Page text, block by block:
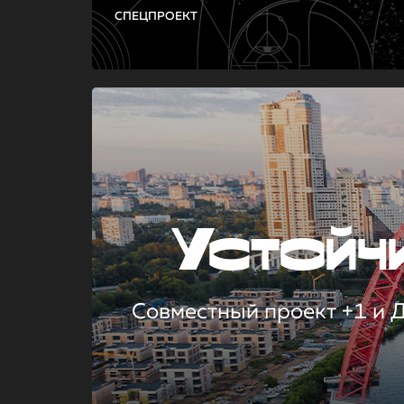
СПЕЦПРОЕКТ
Совместный проект +1 и